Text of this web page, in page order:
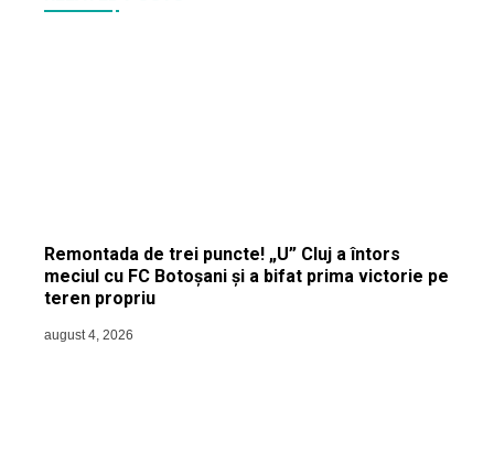
Remontada de trei puncte! „U” Cluj a întors
meciul cu FC Botoșani și a bifat prima victorie pe
teren propriu
august 4, 2026